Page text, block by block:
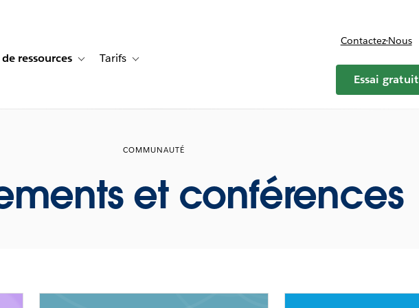
de cas for Solutions
ressources Toggle sub-navigation for Centre de ressources
Tarifs Toggle sub-navigation for Tarifs
Contactez-Nous
Essai gratuit
COMMUNAUTÉ
et conférences